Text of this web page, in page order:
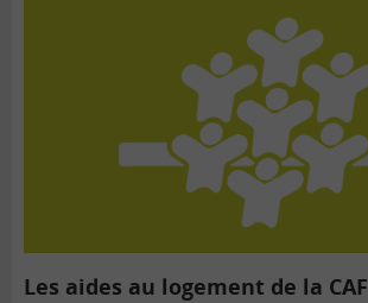
Les aides au logement de la CAF